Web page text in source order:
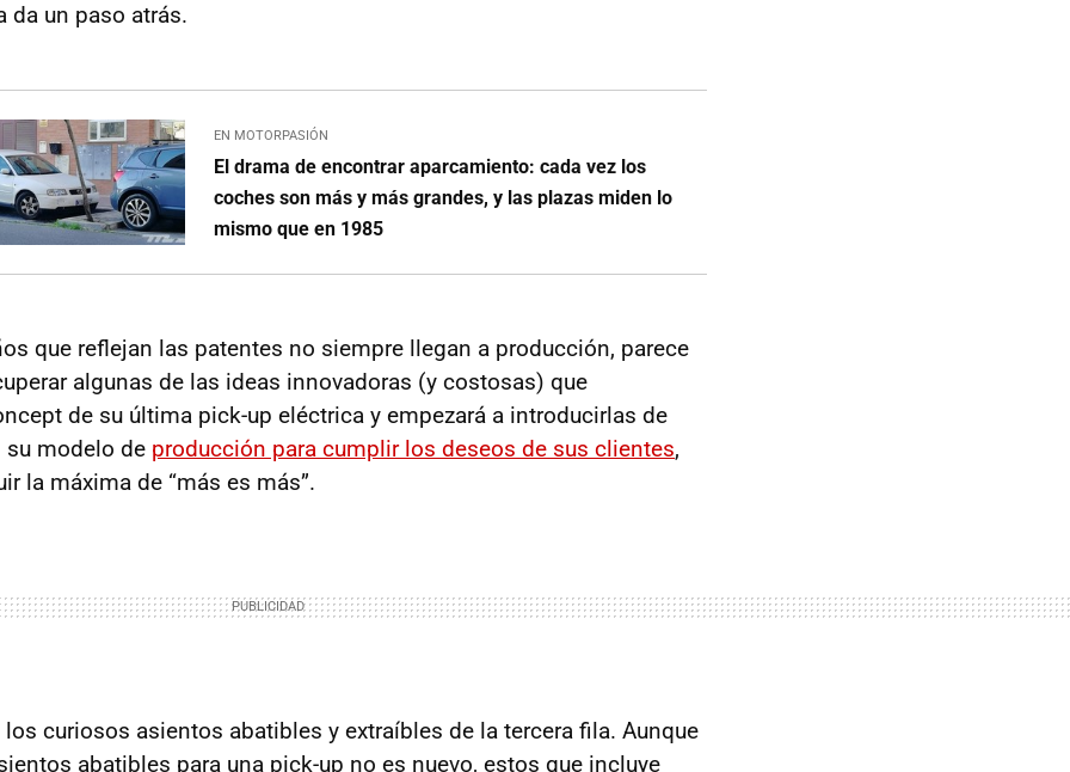
da un paso atrás.
EN MOTORPASIÓN
El drama de encontrar aparcamiento: cada vez los
coches son más y más grandes, y las plazas miden lo
mismo que en 1985
que reflejan las patentes no siempre llegan a producción, parece
algunas de las ideas innovadoras (y costosas) que
de su última pick-up eléctrica y empezará a introducirlas de
su modelo de producción para cumplir los deseos de sus clientes,
la máxima de “más es más”.
curiosos asientos abatibles y extraíbles de la tercera fila. Aunque
abatibles para una pick-up no es nuevo, estos que incluye